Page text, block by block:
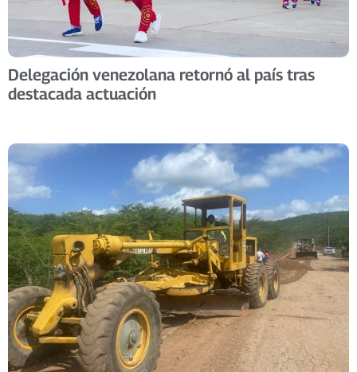
Delegación venezolana retornó al país tras
destacada actuación